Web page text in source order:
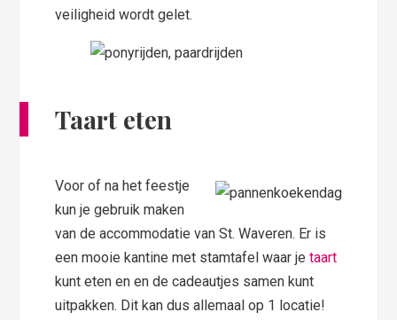
veiligheid wordt gelet.
Taart eten
Voor of na het feestje
kun je gebruik maken
van de accommodatie van St. Waveren. Er is
een mooie kantine met stamtafel waar jetaart
kunt eten en en de cadeautjes samen kunt
uitpakken. Dit kan dus allemaal op 1 locatie!